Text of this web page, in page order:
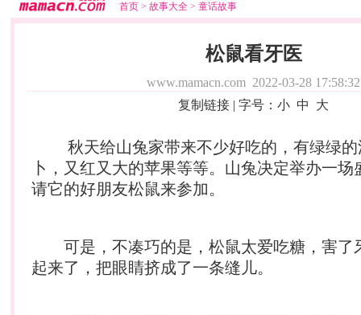
首页 > 故事大全 > 童话故事
松鼠看牙医
www.mamacn.com 2022-03-28 17:58:32
复制链接 | 字号： 小 中 大
秋天给山兔家带来不少好吃的，有绿绿的
卜，又红又大的苹果等等。山兔决定举办一场
请它的好朋友松鼠来参加。
可是，不凑巧的是，松鼠太爱吃糖，害了
起来了，把眼睛挤成了一条缝儿。